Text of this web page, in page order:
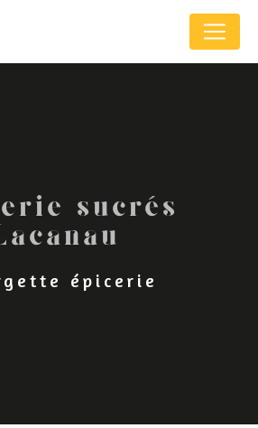
sucrés
épicerie
cookies